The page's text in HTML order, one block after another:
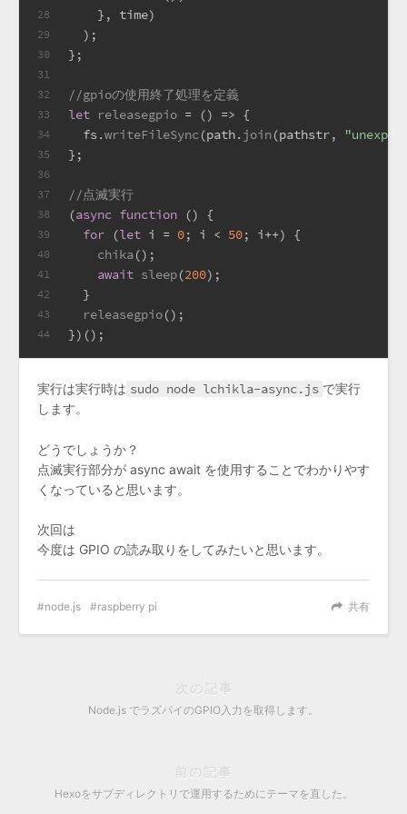
28
29
30
31
32
33
34
35
36
37
38
39
40
41
42
43
44
    }, time)
  );
};
//gpioの使用終了処理を定義
let releasegpio = () => {
  fs.
writeFileSync(path.join(pathstr,
};
//点滅実行
(async function () {
for (let i = 0; i < 50; i++) {
chika ();
await sleep(200);
  }
releasegpio();
})();
実行は実行時は sudo node lchikla-async.js で実行
します。
どうでしょうか？
点滅実行部分が async await を使用することでわかりやす
くなっていると思います。
次回は
今度は GPIO の読み取りをしてみたいと思います。
共有
node.js raspberry pi
次の記事
Node.js でラズパイのGPIO入力を取得します。
前の記事
Hexoをサブディレクトリで運用するためにテーマを直した。